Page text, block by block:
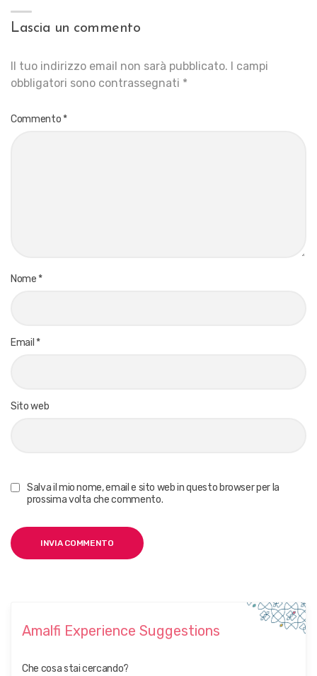
Lascia un commento
Il tuo indirizzo email non sarà pubblicato.
I campi
obbligatori sono contrassegnati *
Commento *
Nome *
Email *
Sito web
Salva il mio nome, email e sito web in questo browser per la
prossima volta che commento.
Amalfi Experience Suggestions
Che cosa stai cercando?